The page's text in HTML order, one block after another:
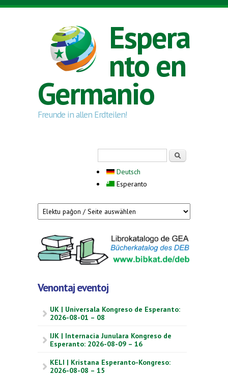
Skip to main content
Espera
nto en
Germanio
Freunde in allen Erdteilen!
Deutsch
Esperanto
Venontaj eventoj
UK | Universala Kongreso de Esperanto:
2026-08-01 – 08
IJK | Internacia Junulara Kongreso de
Esperanto: 2026-08-09 – 16
KELI | Kristana Esperanto-Kongreso:
2026-08-08 – 15